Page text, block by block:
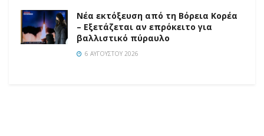
Νέα εκτόξευση από τη Βόρεια Κορέα
– Εξετάζεται αν επρόκειτο για
βαλλιστικό πύραυλο
6 ΑΥΓΟΎΣΤΟΥ 2026